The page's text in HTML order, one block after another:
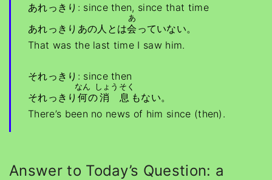
あれっきり: since then, since that time
あれっきりあの人とは会
あ
っていない。
That was the last time I saw him.
それっきり: since then
それっきり 何
なん
の消息
しょうそく
もない。
There’s been no news of him since (then).
Answer to Today’s Question: a